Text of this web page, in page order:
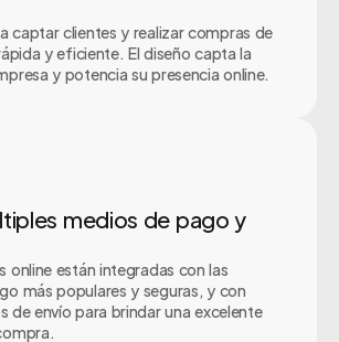
captar clientes y realizar compras de
y eficiente. El diseño capta la
y potencia su presencia online.
medios de pago y
online están integradas con las
más populares y seguras, y con
de envío para brindar una excelente